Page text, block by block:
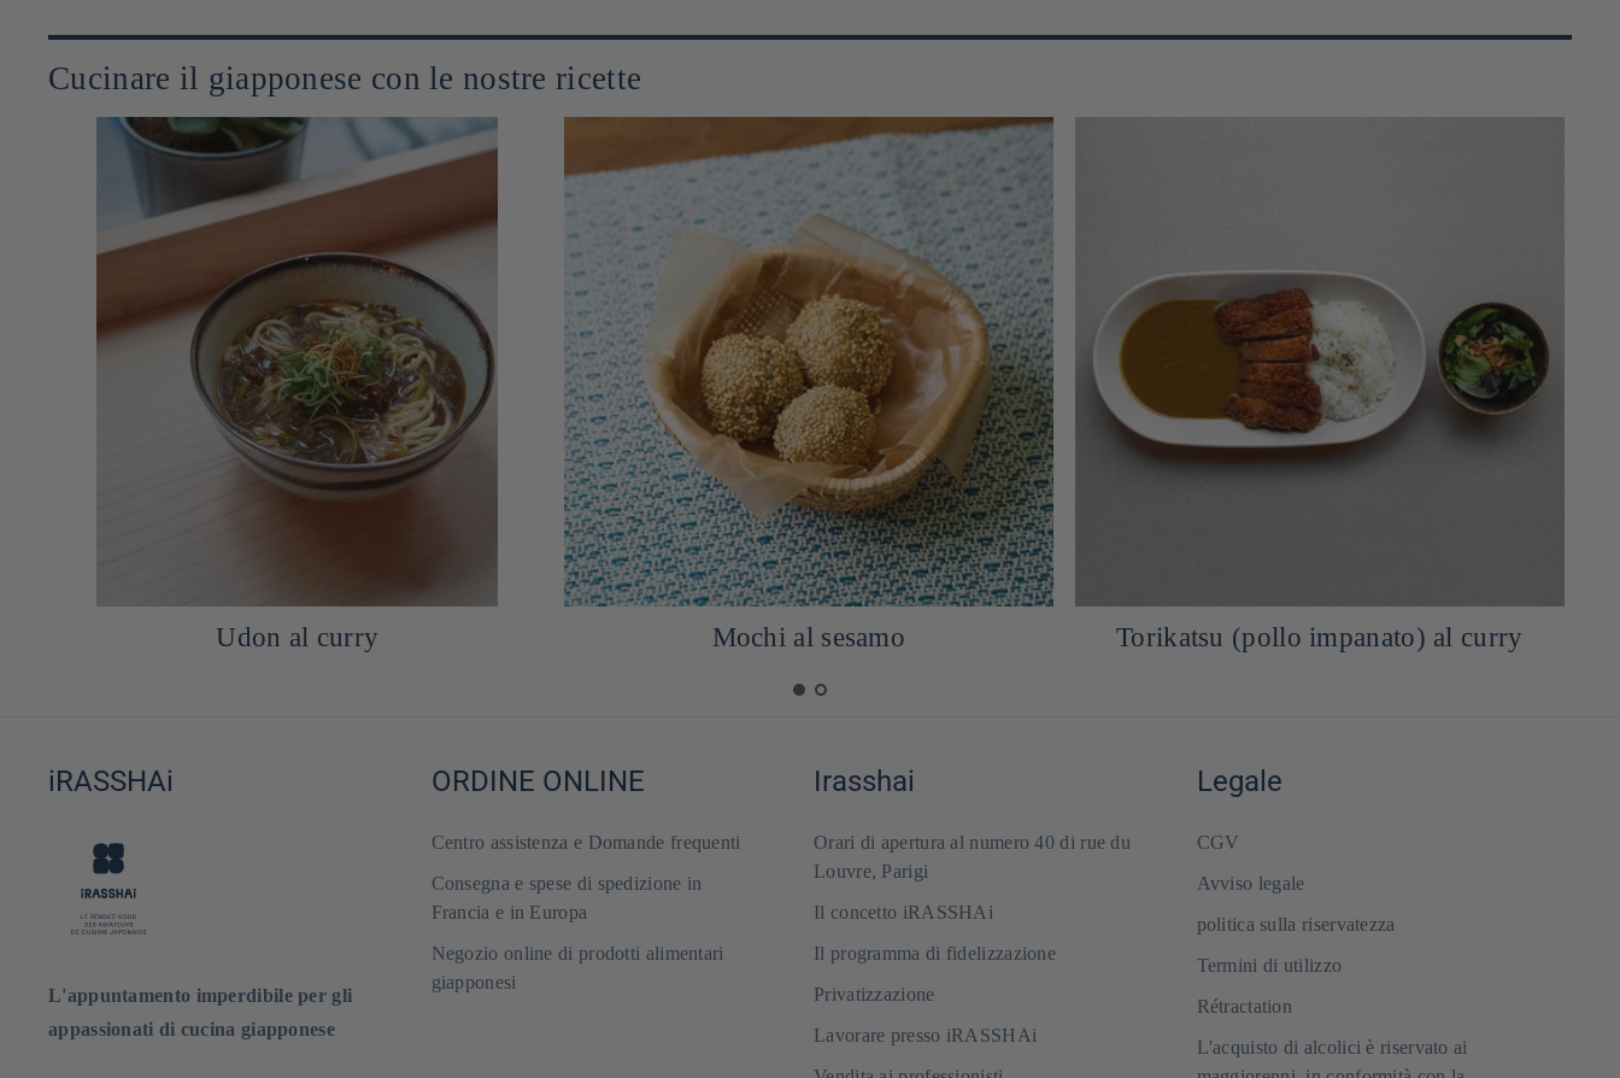
Cucinare il giapponese con le nostre ricette
Udon al curry Mochi al sesamo Torikatsu (pollo impanato) al curry
iRASSHAi
L'appuntamento imperdibile per gli
appassionati di cucina giapponese
ORDINE ONLINE
Centro assistenza e Domande frequenti
Consegna e spese di spedizione in
Francia e in Europa
Negozio online di prodotti alimentari
giapponesi
Irasshai
Orari di apertura al numero 40 di rue du
Louvre, Parigi
Il concetto iRASSHAi
Il programma di fidelizzazione
Privatizzazione
Lavorare presso iRASSHAi
Legale
CGV
Avviso legale
politica sulla riservatezza
Termini di utilizzo
Rétractation
L'acquisto di alcolici è riservato ai